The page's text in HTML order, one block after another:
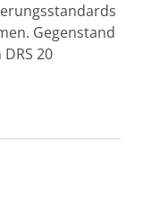
Gegenstand
20